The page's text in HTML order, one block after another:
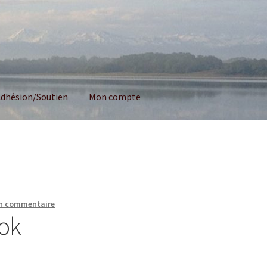
Soutien Mon compte
commentaire